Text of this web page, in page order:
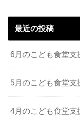
最近の投稿
6月のこども食堂支
5月のこども食堂支
4月のこども食堂支